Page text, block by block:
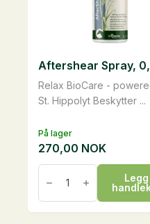
På lager
Relax BioCare -
St. Hippolyt Beskytter ...
Aftershear Spray,
270,00 NOK
Aftershear
Spray,
liter
antall